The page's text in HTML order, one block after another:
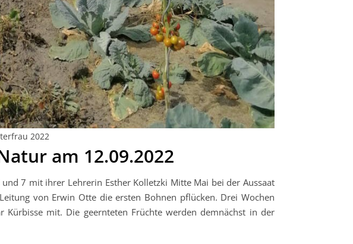
2022
am 12.09.2022
7 mit ihrer Lehrerin Esther Kolletzki Mitte Mai bei der Aussaat
von Erwin Otte die ersten Bohnen pflücken. Drei Wochen
mit. Die geernteten Früchte werden demnächst in der